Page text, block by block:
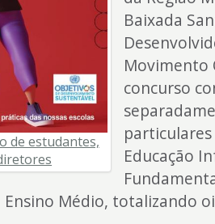
de estudantes,
Baixada
Movimento
concurso
Educação
Ensino Médio, totalizando